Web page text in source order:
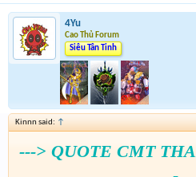
4Yu
Cao Thủ Forum
Siêu Tân Tinh
Kinnn said: ↑
---> QUOTE CMT